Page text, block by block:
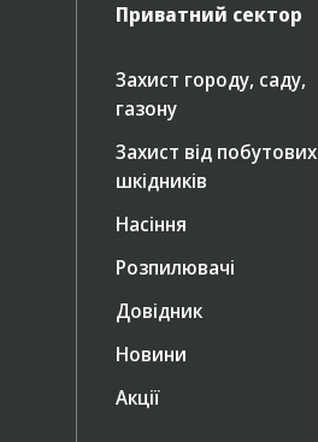
Приватний сектор
Захист городу, саду,
газону
Захист від побутових
шкідників
Насіння
Розпилювачі
Довідник
Новини
Акції